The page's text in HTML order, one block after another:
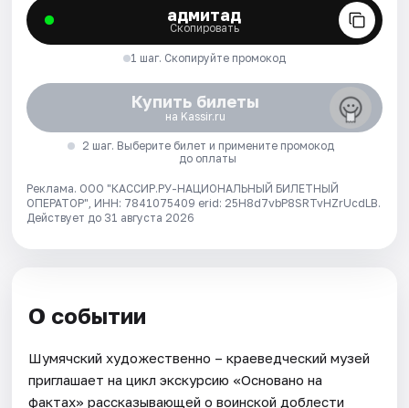
адмитад
Скопировать
1 шаг. Скопируйте промокод
Купить билеты
на Kassir.ru
2 шаг. Выберите билет и примените промокод
до оплаты
Реклама. ООО "КАССИР.РУ-НАЦИОНАЛЬНЫЙ БИЛЕТНЫЙ
ОПЕРАТОР", ИНН: 7841075409 erid: 25H8d7vbP8SRTvHZrUcdLB.
Действует до 31 августа 2026
О событии
Шумячский художественно – краеведческий музей
приглашает на цикл экскурсию «Основано на
фактах» рассказывающей о воинской доблести